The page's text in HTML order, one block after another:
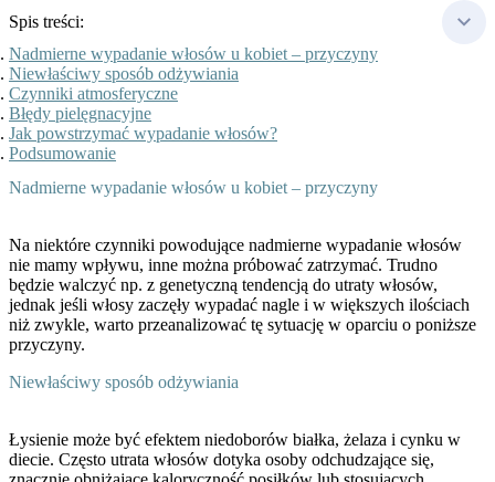
Spis treści:
Nadmierne wypadanie włosów u kobiet – przyczyny
Niewłaściwy sposób odżywiania
Czynniki atmosferyczne
Błędy pielęgnacyjne
Jak powstrzymać wypadanie włosów?
Podsumowanie
Nadmierne wypadanie włosów u kobiet – przyczyny
Na niektóre czynniki powodujące nadmierne wypadanie włosów
nie mamy wpływu, inne można próbować zatrzymać. Trudno
będzie walczyć np. z genetyczną tendencją do utraty włosów,
jednak jeśli włosy zaczęły wypadać nagle i w większych ilościach
niż zwykle, warto przeanalizować tę sytuację w oparciu o poniższe
przyczyny.
Niewłaściwy sposób odżywiania
Łysienie może być efektem niedoborów białka, żelaza i cynku w
diecie. Często utrata włosów dotyka osoby odchudzające się,